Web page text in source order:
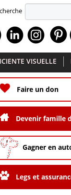
FacebookLinkedin
VISUELLE
Faire un don
Devenir famille
Gagner en
Legs et